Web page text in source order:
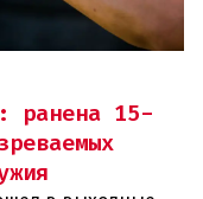
ранена 15-